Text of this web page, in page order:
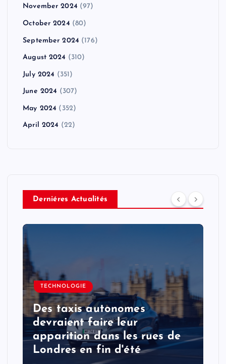
November 2024 (97)
October 2024 (80)
September 2024 (176)
August 2024 (310)
July 2024 (351)
June 2024 (307)
May 2024 (352)
April 2024 (22)
Derniéres Actualités
TECHNOLOGIE
Des taxis autonomes
devraient faire leur
apparition dans les rues de
Londres en fin d'été